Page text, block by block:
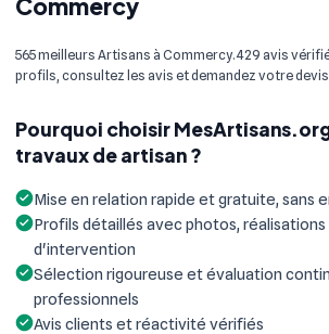
565 meilleurs Artisans à Commercy. 429 avis
profils, consultez les avis et demandez votre
Pourquoi choisir
travaux de artisan ?
Mise en relation rapide et gratuite, sans
Profils détaillés avec photos,
d'intervention
Sélection rigoureuse et évaluation
professionnels
Avis clients et réactivité vérifiés